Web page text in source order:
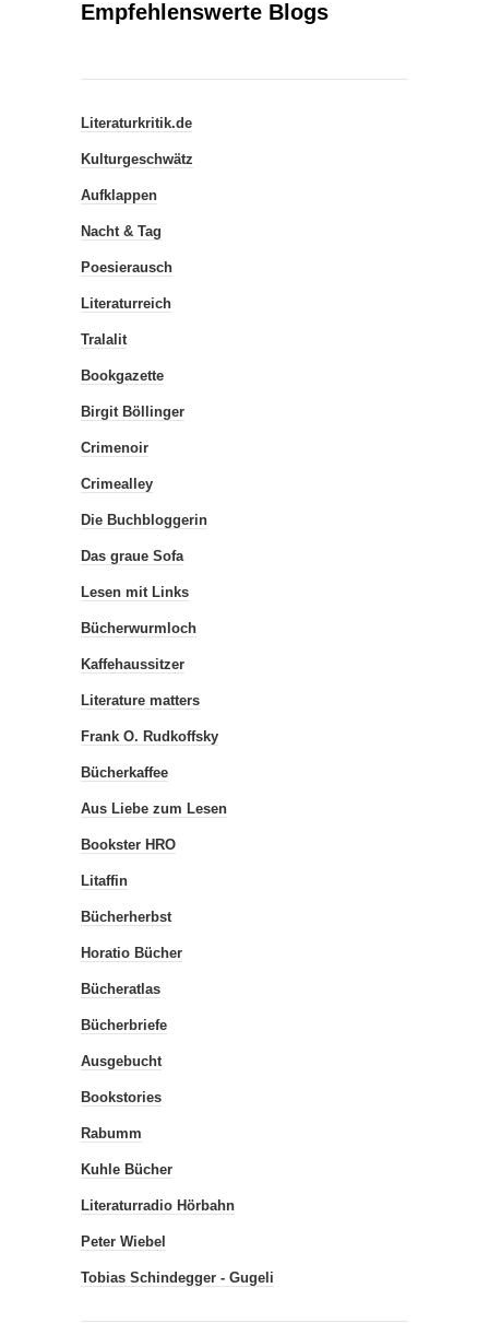
Empfehlenswerte Blogs
Literaturkritik.de
Kulturgeschwätz
Aufklappen
Nacht & Tag
Poesierausch
Literaturreich
Tralalit
Bookgazette
Birgit Böllinger
Crimenoir
Crimealley
Die Buchbloggerin
Das graue Sofa
Lesen mit Links
Bücherwurmloch
Kaffehaussitzer
Literature matters
Frank O. Rudkoffsky
Bücherkaffee
Aus Liebe zum Lesen
Bookster HRO
Litaffin
Bücherherbst
Horatio Bücher
Bücheratlas
Bücherbriefe
Ausgebucht
Bookstories
Rabumm
Kuhle Bücher
Literaturradio Hörbahn
Peter Wiebel
Tobias Schindegger - Gugeli